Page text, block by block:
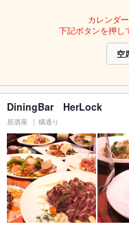
カレンダ
下記ボタンを押し
空
DiningBar HerLock
居酒屋 橘通り